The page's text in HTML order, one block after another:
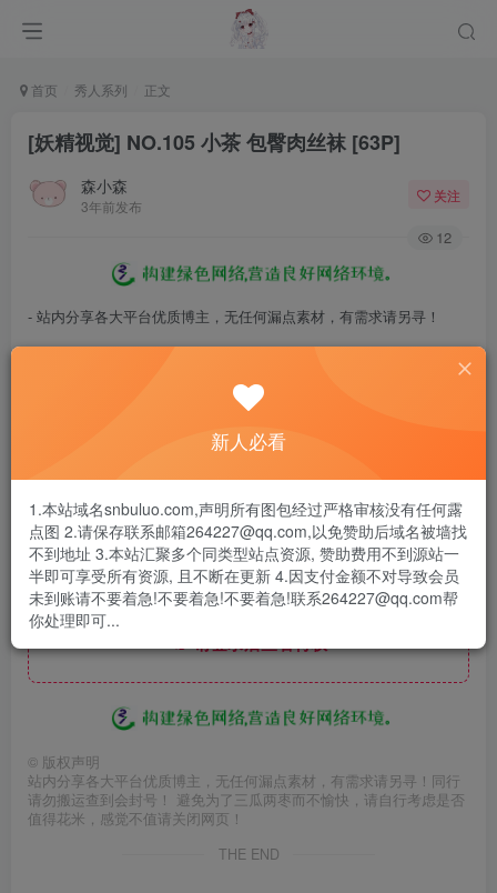
首页 秀人系列 正文
[妖精视觉] NO.105 小茶 包臀肉丝袜 [63P]
森小森
3年前发布
关注
12
- 站内分享各大平台优质博主，无任何漏点素材，有需求请另寻！
- 百度网盘提示提取码错误，请更换浏览器重试，这是百度网盘版本问
- 遇见解压密码不对、无法解压，请查看
- 资源失效/充值未到账/账号解禁...等问题请《提交工单》
此处内容已隐藏，赞助会员可见
请登录后查看特权
© 版权声明
站内分享各大平台优质博主，无任何漏点素材，有需求请另寻！同行
请勿搬运查到会封号！ 避免为了三瓜两枣而不愉快，请自行考虑是否
值得花米，感觉不值请关闭网页！
THE END
新人必看
1.本站域名snbuluo.com,声明所有图包经过严格审核没有任何露
点图 2.请保存联系邮箱264227@qq.com,以免赞助后域名被墙找
不到地址 3.本站汇聚多个同类型站点资源, 赞助费用不到源站一
半即可享受所有资源, 且不断在更新 4.因支付金额不对导致会员
未到账请不要着急!不要着急!不要着急!联系264227@qq.com帮
你处理即可...